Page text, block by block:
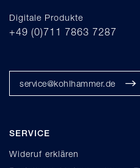
Digitale Produkte
+49 (0)711 7863 7287
service@kohlhammer.de
SERVICE
Wideruf erklären